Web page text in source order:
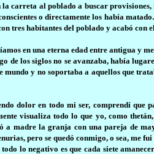
carreta al poblado a buscar
o directamente los había
tres habitantes del poblado y acabó con
en una eterna edad entre antigua y
de los siglos no se avanzaba, había
mundo y no soportaba a aquellos que
dolor en todo mi ser, comprendí
visualiza todo lo que yo, como
a madre la granja con una pareja de
pero se quedó conmigo, o sea, me
lo negativo es que cada siete